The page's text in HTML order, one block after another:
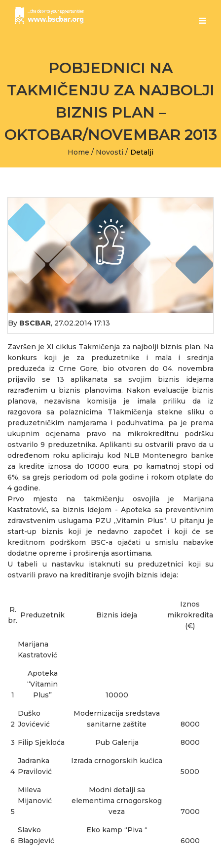
POBJEDNICI NA
TAKMIČENJU ZA NAJBOLJI
BIZNIS PLAN –
OKTOBAR/NOVEMBAR 2013
Home / Novosti / Detalji
By BSCBAR, 27.02.2014 17:13
Završen je XI ciklus Takmičenja za najbolji biznis plan. Na
konkurs koji je za preduzetnike i mala i srednja
preduzeća iz Crne Gore, bio otvoren do 04. novembra
prijavilo se 13 aplikanata sa svojim biznis idejama
razrađenim u biznis planovima. Nakon evaluacije biznis
planova, nezavisna komisija je imala priliku da iz
razgovora sa polaznicima T1akmičenja stekne sliku o
preduzetničkim namjerama i poduhvatima, pa je prema
ukupnim ocjenama pravo na mikrokreditnu podršku
ostvarilo 9 preduzetnika. Aplikanti su ostvarili pravo da u
određenom roku apliciraju kod NLB Montenegro banke
za kredite iznosa do 10000 eura, po kamatnoj stopi od
6%, sa grejs periodom od pola godine i rokom otplate do
4 godine.
Prvo mjesto na takmičenju osvojila je Marijana
Kastratović, sa biznis idejom - Apoteka sa preventivnim
zdravstvenim uslugama PZU „Vitamin Plus“. U pitanju je
start-up biznis koji je nedavno započet i koji će se
kreditnom podrškom BSC-a ojačati u smislu nabavke
dodatne opreme i proširenja asortimana.
U tabeli u nastavku istaknuti su preduzetnici koji su
ostvarili pravo na kreditiranje svojih biznis ideja:
R.
br.
Preduzetnik Biznis ideja
Iznos
mikrokredita
(€)
1
Marijana
Kastratović
Apoteka
“Vitamin
Plus”
10000
2
Duško
Jovićević
Modernizacija sredstava
sanitarne zaštite
8000
3 Filip Sjekloća Pub Galerija 8000
4
Jadranka
Pravilović
Izrada crnogorskih kućica
5000
5
Mileva
Mijanović
Modni detalji sa
elementima crnogorskog
veza
7000
6
Slavko
Blagojević
Eko kamp “Piva “
6000